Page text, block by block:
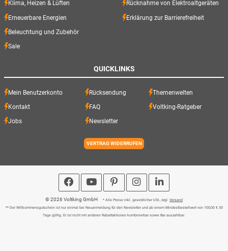
Klima, Heizen & Lüften
Erneuerbare Energien
Beleuchtung und Zubehör
Sale
Rücknahme von Elektroaltgeräten
Erklärung zur Barrierefreiheit
QUICKLINKS
Mein Benutzerkonto Rücksendung Themenwelten
Kontakt FAQ Voltking-Ratgeber
Jobs Newsletter
VERTRAG WIDERRUFEN
© 2026 Voltking GmbH * Alle Preise inkl. gesetzlicher USt., zzgl. Versand
** Der Willkommensgutschein ist nur einmal bei Neuanmeldung für den Newsletter und ab einem Mindestbestellwert von 100,00 € 30
Tage gültig. Er ist nicht mit anderen Rabattaktionen kombinierbar sowie Bar auszahlbar.